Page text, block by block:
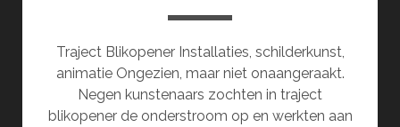
Traject Blikopener Installaties, schilderkunst,
animatie Ongezien, maar niet onaangeraakt.
Negen kunstenaars zochten in traject
blikopener de onderstroom op en werkten aan